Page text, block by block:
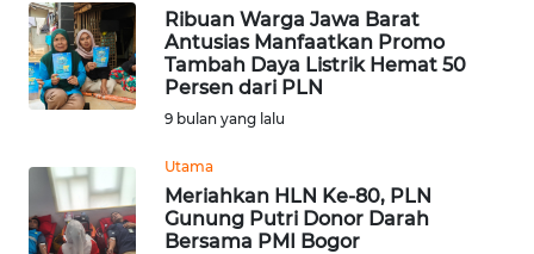
Ribuan Warga Jawa Barat
Antusias Manfaatkan Promo
Tambah Daya Listrik Hemat 50
Persen dari PLN
9 bulan yang lalu
Utama
Meriahkan HLN Ke-80, PLN
Gunung Putri Donor Darah
Bersama PMI Bogor
WN
NTB
WN
WN
SULBAR